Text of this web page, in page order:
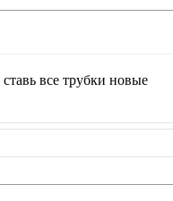
все трубки новые